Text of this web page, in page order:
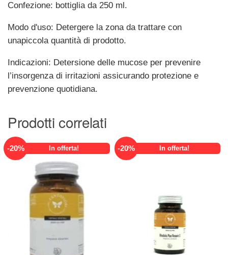
Confezione: bottiglia da 250 ml.
Modo d'uso: Detergere la zona da trattare con
unapiccola quantità di prodotto.
Indicazioni: Detersione delle mucose per prevenire
l’insorgenza di irritazioni assicurando protezione e
prevenzione quotidiana.
Prodotti correlati
-20% In offerta! -20% In offerta!